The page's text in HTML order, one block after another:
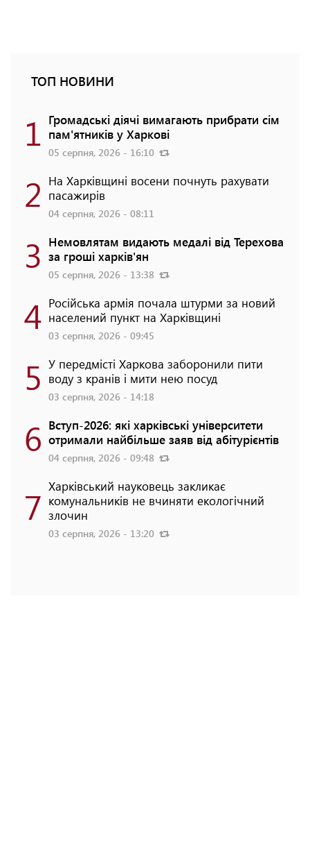
ТОП НОВИНИ
1 Громадські діячі вимагають прибрати сім
пам'ятників у Харкові
05 серпня, 2026 - 16:10
2 На Харківщині восени почнуть рахувати
пасажирів
04 серпня, 2026 - 08:11
3 Немовлятам видають медалі від Терехова
за гроші харків'ян
05 серпня, 2026 - 13:38
4 Російська армія почала штурми за новий
населений пункт на Харківщині
03 серпня, 2026 - 09:45
5 У передмісті Харкова заборонили пити
воду з кранів і мити нею посуд
03 серпня, 2026 - 14:18
6 Вступ-2026: які харківські університети
отримали найбільше заяв від абітурієнтів
04 серпня, 2026 - 09:48
7 Харківський науковець закликає
комунальників не вчиняти екологічний
злочин
03 серпня, 2026 - 13:20